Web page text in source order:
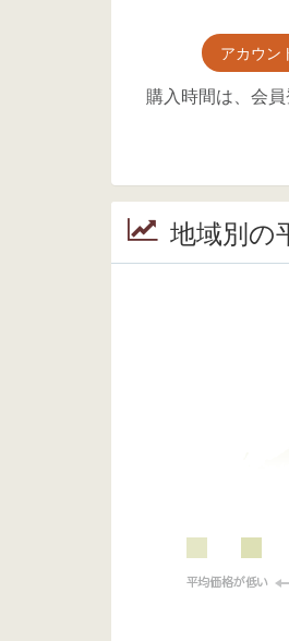
アカウン
購入時間は、会
地域別の